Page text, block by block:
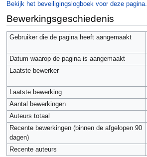
Bekijk het beveiligingslogboek voor deze pagina.
Bewerkingsgeschiedenis
Gebruiker die de pagina heeft aangemaakt
Datum waarop de pagina is aangemaakt
Laatste bewerker
Laatste bewerking
Aantal bewerkingen
Auteurs totaal
Recente bewerkingen (binnen de afgelopen 90
dagen)
Recente auteurs